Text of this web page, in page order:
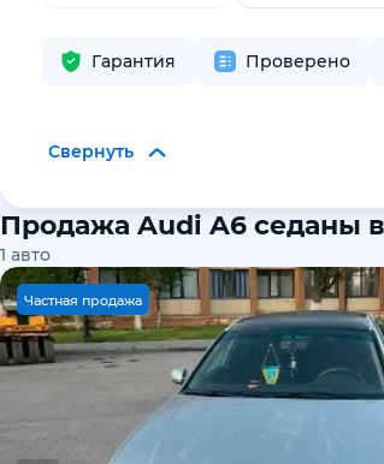
Гарантия Проверено
Свернуть
Продажа Audi A6 седаны
1 авто
Частная продажа